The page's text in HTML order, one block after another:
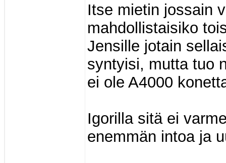
Itse mietin jossain
mahdollistaisiko
Jensille jotain
syntyisi, mutta tuo
ei ole A4000
Igorilla sitä ei
enemmän intoa ja